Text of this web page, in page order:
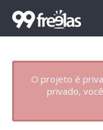
O projeto é
privado,